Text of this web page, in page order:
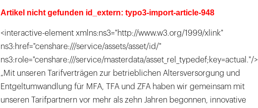
Artikel nicht gefunden id_extern: typo3-import-article-948
<interactive-element xmlns:ns3="http://www.w3.org/1999/xlink"
ns3:href="censhare:///service/assets/asset/id/"
ns3:role="censhare:///service/masterdata/asset_rel_typedef;key=actual."/>
„Mit unseren Tarifverträgen zur betrieblichen Altersversorgung und
Entgeltumwandlung für MFA, TFA und ZFA haben wir gemeinsam mit
unseren Tarifpartnern vor mehr als zehn Jahren begonnen, innovative